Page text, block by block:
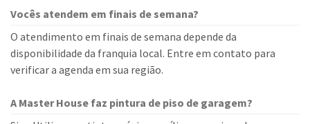
Vocês atendem em finais de semana?
O atendimento em finais de semana depende da
disponibilidade da franquia local. Entre em contato para
verificar a agenda em sua região.
A Master House faz pintura de piso de garagem?